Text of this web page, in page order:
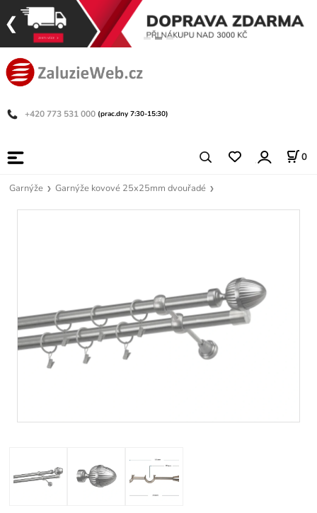
+420 773 531 000 (prac.dny 7:30-15:30)
0
Garnýže Garnýže kovové 25x25mm dvouřadé